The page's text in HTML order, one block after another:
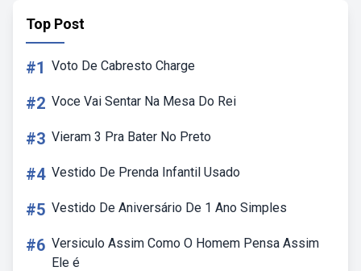
Top Post
#1 Voto De Cabresto Charge
#2 Voce Vai Sentar Na Mesa Do Rei
#3 Vieram 3 Pra Bater No Preto
#4 Vestido De Prenda Infantil Usado
#5 Vestido De Aniversário De 1 Ano Simples
#6 Versiculo Assim Como O Homem Pensa Assim
Ele é